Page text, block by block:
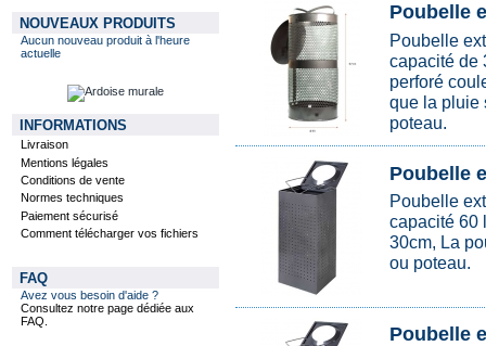
NOUVEAUX PRODUITS
Aucun nouveau produit à l'heure
actuelle
INFORMATIONS
Livraison
Mentions légales
Conditions de vente
Normes techniques
Paiement sécurisé
Comment télécharger vos fichiers
FAQ
Avez vous besoin d'aide ?
Consultez notre page dédiée aux
FAQ.
Poubelle
Poubelle
capacité de
perforé
que la pluie
poteau.
Poubelle
Poubelle
capacité 60
30cm, La
ou poteau.
Poubelle